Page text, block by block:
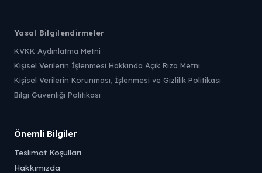
Yasal Bilgilendirmeler
KVKK Aydınlatma Metni
Kişisel Verilerin İşlenmesi Hakkında Açık Rıza Metni
Kişisel Verilerin Korunması, İşlenmesi ve Gizlilik Politikası
Bilgi Güvenliği Politikası
Önemli Bilgiler
Teslimat Koşulları
Hakkımızda